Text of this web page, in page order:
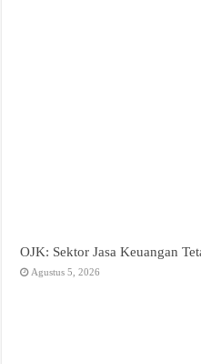
OJK: Sektor Jasa Keuangan
Agustus 5, 2026